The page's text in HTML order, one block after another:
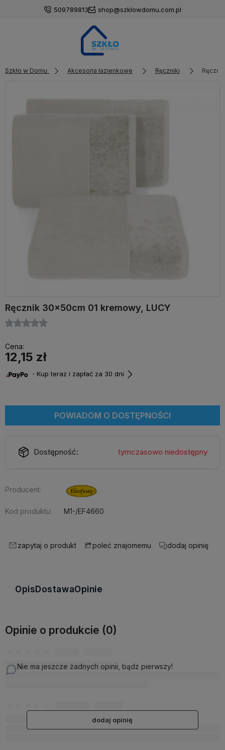
509789813 shop@szklowdomu.com.pl
Szkło w Domu Akcesoria łazienkowe Ręczniki
Ręcznik 30x50cm 01 kremowy, LUCY
Cena:
12,15 zł
・Kup teraz i zapłać za 30 dni
POWIADOM O DOSTĘPNOŚCI
Dostępność: tymczasowo niedostępny
Producent:
Kod produktu: M1-/EF4660
zapytaj o produkt poleć znajomemu dodaj opinię
OpisDostawaOpinie
Opinie o produkcie (0)
Nie ma jeszcze żadnych opinii, bądź pierwszy!
dodaj opinię